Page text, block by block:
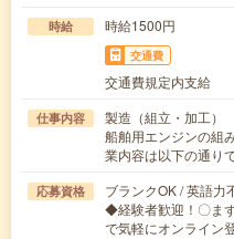
時給 時給1500円
交通費
交通費規定内支給
仕事内容
製造（組立・加工）
船舶用エンジンの組
業内容は以下の通り
応募資格
ブランクOK / 英語力
◆経験者歓迎！〇ま
で気軽にオンライン